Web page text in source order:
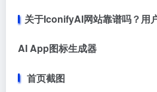
关于IconifyAI网站靠谱吗？用
AI App图标生成器
首页截图